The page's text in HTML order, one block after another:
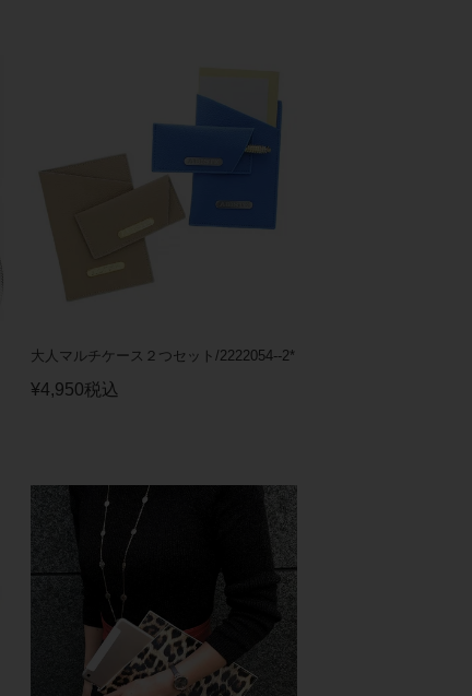
大人マルチケース２つセット/2222054--2*
¥4,950税込